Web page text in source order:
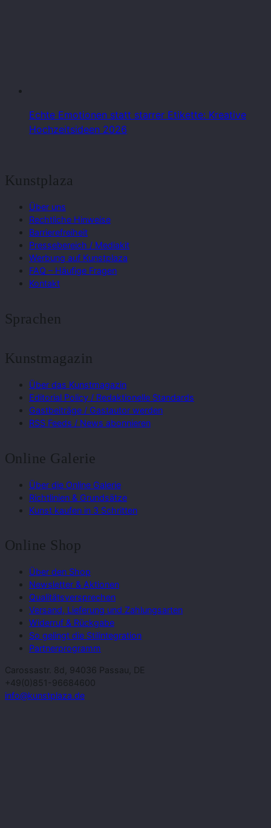
Echte Emotionen statt starrer Etikette: Kreative
Hochzeitsideen 2026
Kunstplaza
Über uns
Rechtliche Hinweise
Barrierefreiheit
Pressebereich / Mediakit
Werbung auf Kunstplaza
FAQ – Häufige Fragen
Kontakt
Sprachen
Kunstmagazin
Über das Kunstmagazin
Editorial Policy / Redaktionelle Standards
Gastbeiträge / Gastautor werden
RSS Feeds / News abonnieren
Online Galerie
Über die Online Galerie
Richtlinien & Grundsätze
Kunst kaufen in 3 Schritten
Online Shop
Über den Shop
Newsletter & Aktionen
Qualitätsversprechen
Versand, Lieferung und Zahlungsarten
Widerruf & Rückgabe
So gelingt die Stilintegration
Partnerprogramm
Carossastr. 8d, 94036 Passau, DE
+49(0)851-96684600
info@kunstplaza.de